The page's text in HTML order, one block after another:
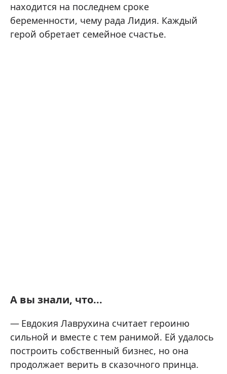
находится на последнем сроке
беременности, чему рада Лидия. Каждый
герой обретает семейное счастье.
А вы знали, что...
Евдокия Лаврухина считает героиню
сильной и вместе с тем ранимой. Ей удалось
построить собственный бизнес, но она
продолжает верить в сказочного принца.